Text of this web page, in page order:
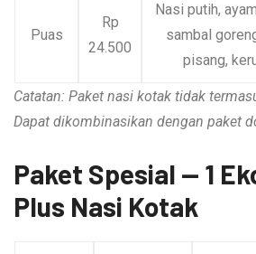
Puas
Rp
24.500
Nasi putih,
sambal
pisang,
Catatan: Paket nasi kotak tidak
Dapat dikombinasikan dengan paket
Paket Spesial — 1
Plus Nasi Kotak